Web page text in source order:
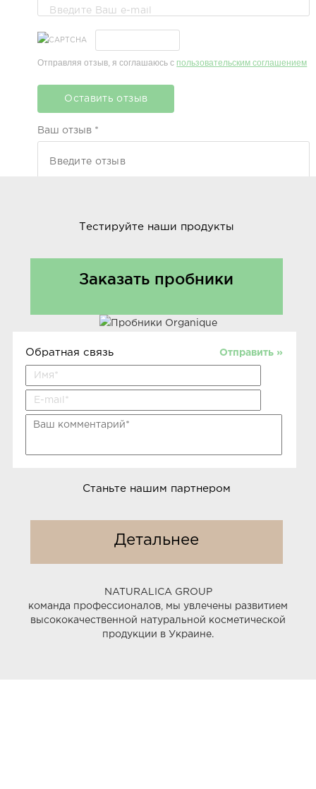
Отправляя отзыв, я соглашаюсь с пользовательским соглашением
Оставить отзыв
Ваш отзыв *
Тестируйте наши продукты
Заказать пробники
Обратная связь Отправить »
Станьте нашим партнером
Детальнее
NATURALICA GROUP
команда профессионалов, мы увлечены развитием
высококачественной натуральной косметической
продукции в Украине.